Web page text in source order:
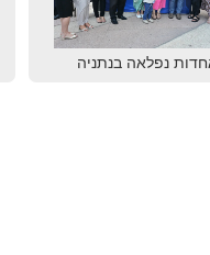
נפלאה בנתניה